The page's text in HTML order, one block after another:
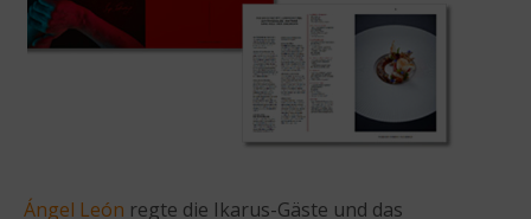
Ángel León regte die Ikarus-Gäste und das